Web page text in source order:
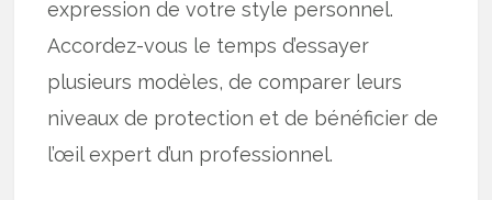
expression de votre style personnel.
Accordez-vous le temps d’essayer
plusieurs modèles, de comparer leurs
niveaux de protection et de bénéficier de
l’œil expert d’un professionnel.